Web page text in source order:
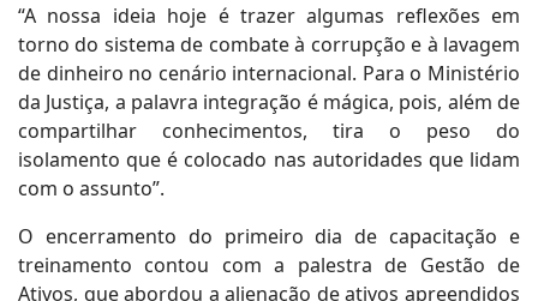
“A nossa ideia hoje é trazer algumas reflexões em
torno do sistema de combate à corrupção e à lavagem
de dinheiro no cenário internacional. Para o Ministério
da Justiça, a palavra integração é mágica, pois, além de
compartilhar conhecimentos, tira o peso do
isolamento que é colocado nas autoridades que lidam
com o assunto”.
O encerramento do primeiro dia de capacitação e
treinamento contou com a palestra de Gestão de
Ativos, que abordou a alienação de ativos apreendidos